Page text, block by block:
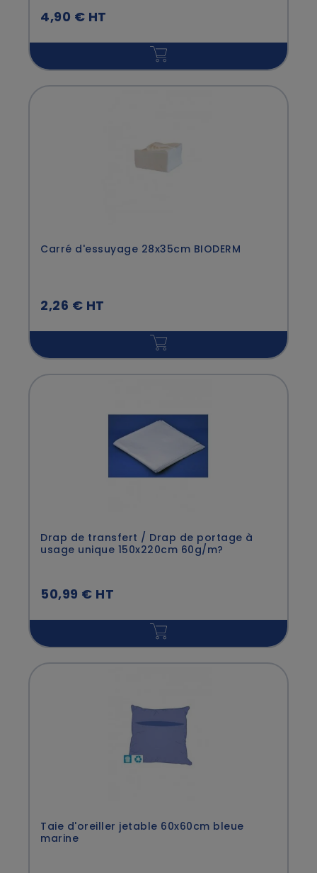
4,90 € HT
Carré d'essuyage 28x35cm BIODERM
2,26 € HT
Drap de transfert / Drap de portage à
usage unique 150x220cm 60g/m?
50,99 € HT
Taie d'oreiller jetable 60x60cm bleue
marine